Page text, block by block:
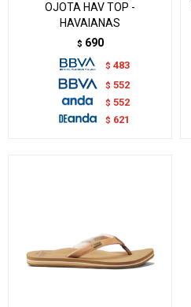
OJOTA HAV TOP -
HAVAIANAS
$ 690
$ 483
$ 552
$ 552
$ 621